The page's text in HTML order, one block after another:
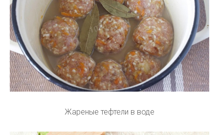
Жареные тефтели в воде